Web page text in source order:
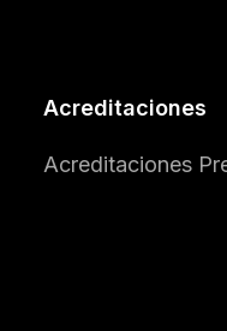
Acreditaciones
Acreditaciones